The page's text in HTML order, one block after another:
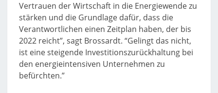
Vertrauen der Wirtschaft in die Energiewende zu
stärken und die Grundlage dafür, dass die
Verantwortlichen einen Zeitplan haben, der bis
2022 reicht”, sagt Brossardt. “Gelingt das nicht,
ist eine steigende Investitionszurückhaltung bei
den energieintensiven Unternehmen zu
befürchten.”